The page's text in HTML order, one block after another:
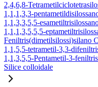
2,4,6,8-
1,1,1,3,3-
1,1,3,3,5,5-
1,1,1,3,5,5,5-
Feniltris(dimetilsilossi)silano
1,1,5,5-tetrametil-3,3-
1,1,3,5,5-Pentametil-3-
Silice colloidale